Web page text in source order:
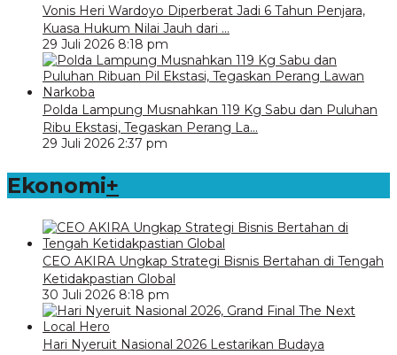
Vonis Heri Wardoyo Diperberat Jadi 6 Tahun Penjara,
Kuasa Hukum Nilai Jauh dari …
29 Juli 2026 8:18 pm
Polda Lampung Musnahkan 119 Kg Sabu dan Puluhan
Ribu Ekstasi, Tegaskan Perang La…
29 Juli 2026 2:37 pm
Ekonomi+
CEO AKIRA Ungkap Strategi Bisnis Bertahan di Tengah
Ketidakpastian Global
30 Juli 2026 8:18 pm
Hari Nyeruit Nasional 2026 Lestarikan Budaya